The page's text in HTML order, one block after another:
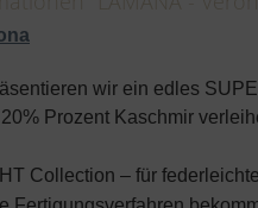
wir ein edles
Prozent Kaschmir
Collection – für